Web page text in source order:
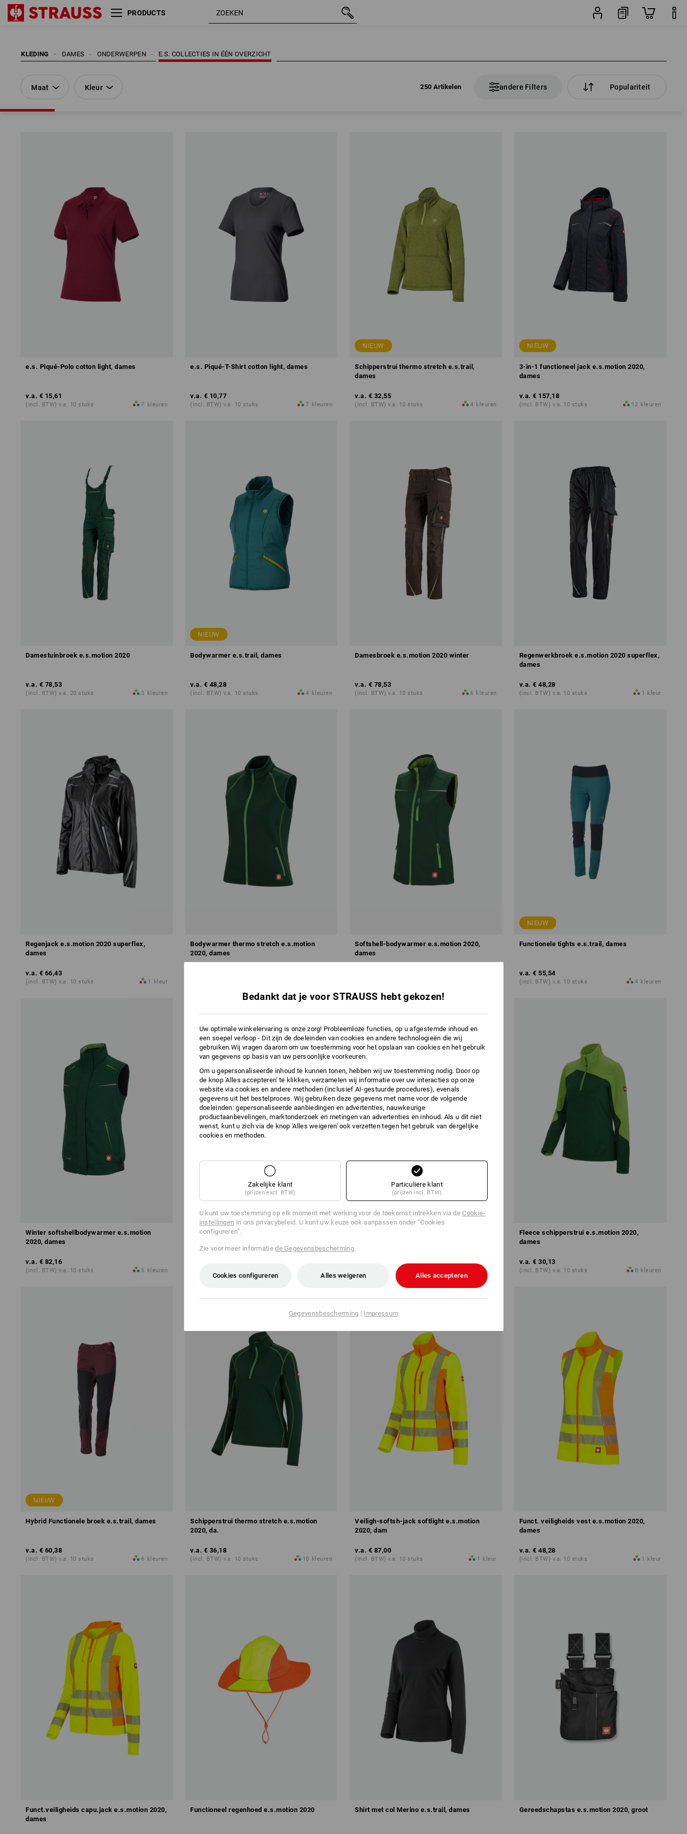
PRODUCTS
KLEDING E.S. COLLECTIES IN ÉÉN OVERZICHT
ONDERWERPEN
DAMES
Maat Kleur 250 Artikelen andere Filters Populariteit
Maat Kleur
e.s. Piqué-Polo cotton light, dames
v.a. € 15,61
(incl. BTW) v.a. 10 stuks 7 kleuren
e.s. Piqué-T-Shirt cotton light, dames
v.a. € 10,77
(incl. BTW) v.a. 10 stuks 7 kleuren
NIEUW
Schipperstrui thermo stretch e.s.trail,
dames
v.a. € 32,55
(incl. BTW) v.a. 10 stuks 4 kleuren
NIEUW
3-in-1 functioneel jack e.s.motion 2020,
dames
v.a. € 157,18
(incl. BTW) v.a. 10 stuks 12 kleuren
Damestuinbroek e.s.motion 2020
v.a. € 78,53
(incl. BTW) v.a. 20 stuks 3 kleuren
NIEUW
Bodywarmer e.s.trail, dames
v.a. € 48,28
(incl. BTW) v.a. 10 stuks 4 kleuren
Damesbroek e.s.motion 2020 winter
v.a. € 78,53
(incl. BTW) v.a. 10 stuks 6 kleuren
Regenwerkbroek e.s.motion 2020 superflex,
dames
v.a. € 48,28
(incl. BTW) v.a. 10 stuks 1 kleur
Regenjack e.s.motion 2020 superflex,
dames
v.a. € 66,43
(incl. BTW) v.a. 10 stuks 1 kleur
Bodywarmer thermo stretch e.s.motion
2020, dames
Softshell-bodywarmer e.s.motion 2020,
dames
NIEUW
Functionele tights e.s.trail, dames
v.a. € 55,54
(incl. BTW) v.a. 10 stuks 4 kleuren
Winter softshellbodywarmer e.s.motion
2020, dames
v.a. € 82,16
(incl. BTW) v.a. 10 stuks 5 kleuren
Fleece capuchonjack e.s.motion 2020,
(incl. BTW) v.a. 10 stuks kleuren
Fleece schipperstrui e.s.motion 2020,
dames
v.a. € 30,13
(incl. BTW) v.a. 10 stuks 8 kleuren
NIEUW
Hybrid Functionele broek e.s.trail, dames
v.a. € 60,38
(incl. BTW) v.a. 10 stuks 6 kleuren
Schipperstrui thermo stretch e.s.motion
2020, da.
v.a. € 36,18
(incl. BTW) v.a. 10 stuks 10 kleuren
Veiligh-softsh-jack softlight e.s.motion
2020, dam
v.a. € 87,00
(incl. BTW) v.a. 10 stuks 1 kleur
Funct. veiligheids vest e.s.motion 2020,
dames
v.a. € 48,28
(incl. BTW) v.a. 10 stuks 1 kleur
Funct.veiligheids capu.jack e.s.motion 2020,
dames
Functioneel regenhoed e.s.motion 2020 Shirt met col Merino e.s.trail, dames Gereedschapstas e.s.motion 2020, groot
Bedankt dat je voor STRAUSS hebt gekozen!
Uw optimale winkelervaring is onze zorg! Probleemloze functies, op u afgestemde inhoud en
een soepel verloop - Dit zijn de doeleinden van cookies en andere technologieën die wij
gebruiken.Wij vragen daarom om uw toestemming voor het opslaan van cookies en het gebruik
van gegevens op basis van uw persoonlijke voorkeuren.
Om u gepersonaliseerde inhoud te kunnen tonen, hebben wij uw toestemming nodig. Door op
de knop 'Alles accepteren' te klikken, verzamelen wij informatie over uw interacties op onze
website via cookies en andere methoden (inclusief AI-gestuurde procedures), evenals
gegevens uit het bestelproces. Wij gebruiken deze gegevens met name voor de volgende
doeleinden: gepersonaliseerde aanbiedingen en advertenties, nauwkeurige
productaanbevelingen, marktonderzoek en metingen van advertenties en inhoud. Als u dit niet
wenst, kunt u zich via de knop 'Alles weigeren' ook verzetten tegen het gebruik van dergelijke
cookies en methoden.
Zakelijke klant
(prijzen excl. BTW)
Particuliere klant
(prijzen incl. BTW)
U kunt uw toestemming op elk moment met werking voor de toekomst intrekken via deCookie-
instellingen in ons privacybeleid. U kunt uw keuze ook aanpassen onder “Cookies
configureren”.
Zie voor meer informatiede Gegevensbescherming.
Cookies configureren Alles weigeren Alles accepteren
Gegevensbescherming | Impressum